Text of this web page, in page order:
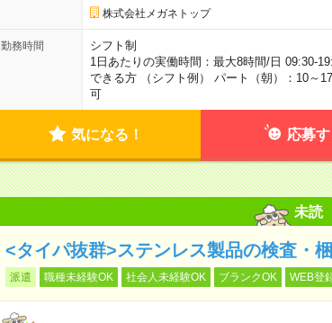
株式会社メガネトップ
勤務時間
シフト制
1日あたりの実働時間：最大8時間/日 09:30-
できる方 （シフト例） パート（朝）：10～
可
気になる！ 応募
未読
<タイパ抜群>ステンレス製品の検査・梱
派遣 職種未経験OK 社会人未経験OK ブランクOK WEB登